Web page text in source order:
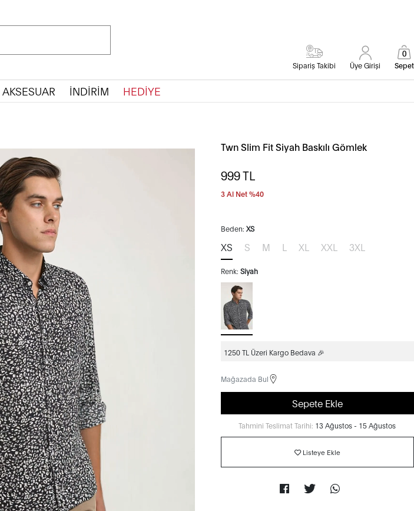
Sipariş Takibi Üye Girişi Sepet
0
AKSESUAR İNDİRİM HEDİYE
Twn Slim Fit Siyah Baskılı Gömlek
999TL
3 Al Net %40
Beden: XS
XS S M L XL XXL 3XL
Renk: Siyah
1250 TL Üzeri Kargo Bedava 🎉
Mağazada Bul
Sepete Ekle
Tahmini Teslimat Tarihi: 13 Ağustos - 15 Ağustos
Listeye Ekle